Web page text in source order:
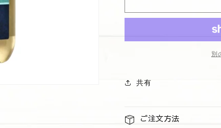
ヘ
ボ
ウ
ヘ
別
共有
ご注文方法